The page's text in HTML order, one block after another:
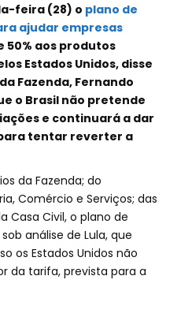
feira (28) o plano de
ajudar empresas
50% aos produtos
Estados Unidos, disse
Fazenda, Fernando
o Brasil não pretende
e continuará a dar
tentar reverter a
da Fazenda; do
Comércio e Serviços; das
Casa Civil, o plano de
análise de Lula, que
os Estados Unidos não
da tarifa, prevista para a